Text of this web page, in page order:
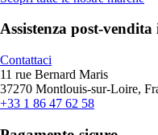
Assistenza post-
Contattaci
11 rue Bernard Maris
37270 Montlouis-sur-Loire,
+33 1 86 47 62 58